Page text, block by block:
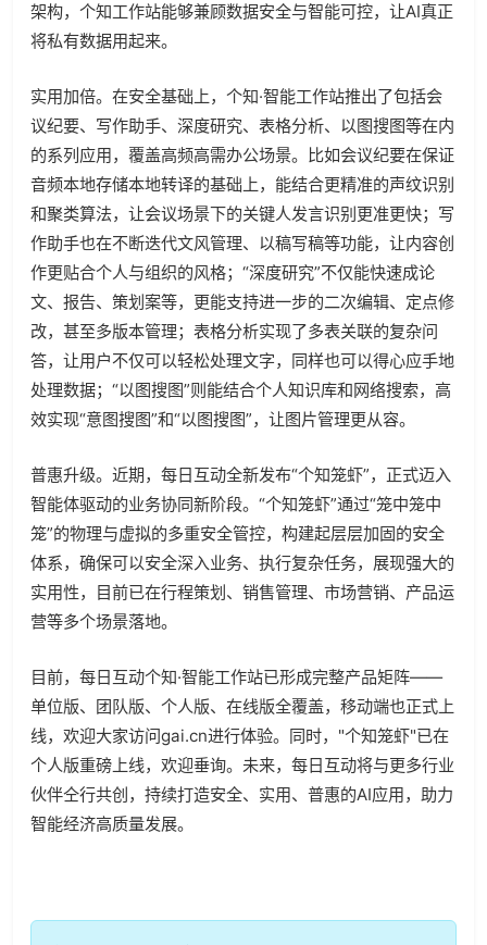
架构，个知工作站能够兼顾数据安全与智能可控，让AI真正
将私有数据用起来。
实用加倍。在安全基础上，个知·智能工作站推出了包括会
议纪要、写作助手、深度研究、表格分析、以图搜图等在内
的系列应用，覆盖高频高需办公场景。比如会议纪要在保证
音频本地存储本地转译的基础上，能结合更精准的声纹识别
和聚类算法，让会议场景下的关键人发言识别更准更快；写
作助手也在不断迭代文风管理、以稿写稿等功能，让内容创
作更贴合个人与组织的风格；“深度研究”不仅能快速成论
文、报告、策划案等，更能支持进一步的二次编辑、定点修
改，甚至多版本管理；表格分析实现了多表关联的复杂问
答，让用户不仅可以轻松处理文字，同样也可以得心应手地
处理数据；“以图搜图”则能结合个人知识库和网络搜索，高
效实现“意图搜图”和“以图搜图”，让图片管理更从容。
普惠升级。近期，每日互动全新发布“个知笼虾”，正式迈入
智能体驱动的业务协同新阶段。“个知笼虾”通过“笼中笼中
笼”的物理与虚拟的多重安全管控，构建起层层加固的安全
体系，确保可以安全深入业务、执行复杂任务，展现强大的
实用性，目前已在行程策划、销售管理、市场营销、产品运
营等多个场景落地。
目前，每日互动个知·智能工作站已形成完整产品矩阵——
单位版、团队版、个人版、在线版全覆盖，移动端也正式上
线，欢迎大家访问gai.cn进行体验。同时，"个知笼虾"已在
个人版重磅上线，欢迎垂询。未来，每日互动将与更多行业
伙伴仝行共创，持续打造安全、实用、普惠的AI应用，助力
智能经济高质量发展。